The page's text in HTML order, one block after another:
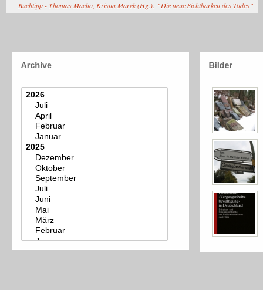
Buchtipp - Thomas Macho, Kristin Marek (Hg.): “Die neue Sichtbarkeit des Todes”